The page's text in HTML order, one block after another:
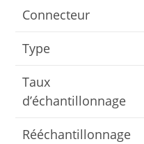
Connecteur
Type
Taux
d’échantillonnage
Rééchantillonnage